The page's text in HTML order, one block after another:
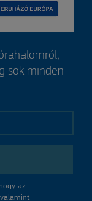
sok minden
az